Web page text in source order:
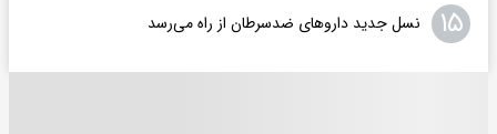
۱۵ نسل جدید داروهای ضدسرطان از راه می‌رسد